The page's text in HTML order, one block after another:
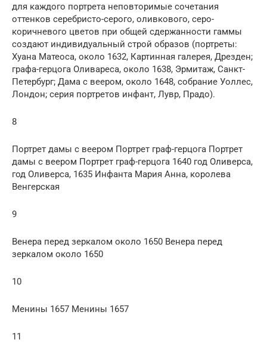
для каждого портрета неповторимые сочетания
оттенков серебристо-серого, оливкового, серо-
коричневого цветов при общей сдержанности гаммы
создают индивидуальный строй образов (портреты:
Хуана Матеоса, около 1632, Картинная галерея, Дрезден;
графа-герцога Оливареса, около 1638, Эрмитаж, Санкт-
Петербург; Дама с веером, около 1648, собрание Уоллес,
Лондон; серия портретов инфант, Лувр, Прадо).
8
Портрет дамы с веером Портрет граф-герцога Портрет
дамы с веером Портрет граф-герцога 1640 год Оливерса,
год Оливерса, 1635 Инфанта Мария Анна, королева
Венгерская
9
Венера перед зеркалом около 1650 Венера перед
зеркалом около 1650
10
Менины 1657 Менины 1657
11